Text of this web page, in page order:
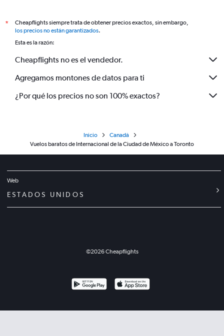
*
Cheapflights siempre trata de obtener precios exactos, sin embargo,
los precios no están garantizados.
Esta es la razón:
Cheapflights no es el vendedor.
Agregamos montones de datos para ti
¿Por qué los precios no son 100% exactos?
Inicio
Canadá
Vuelos baratos de Internacional de la Ciudad de México a Toronto
Web
ESTADOS UNIDOS
©2026Cheapflights